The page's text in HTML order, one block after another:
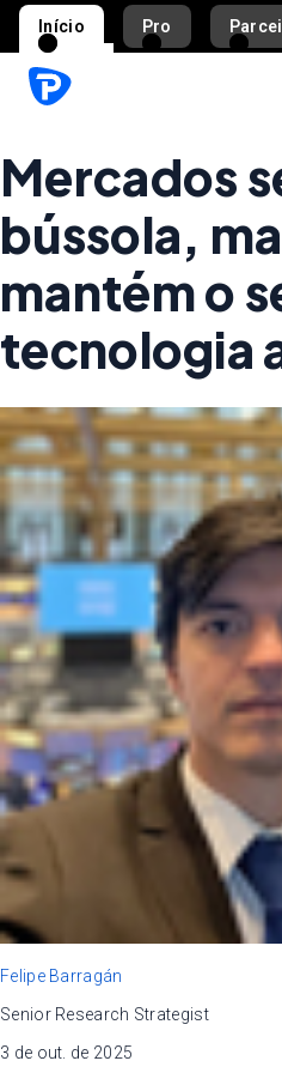
Início Pro
Mercados
bússola,
mantém o
tecnologia
Felipe Barragán
Senior Research Strategist
3 de out. de 2025